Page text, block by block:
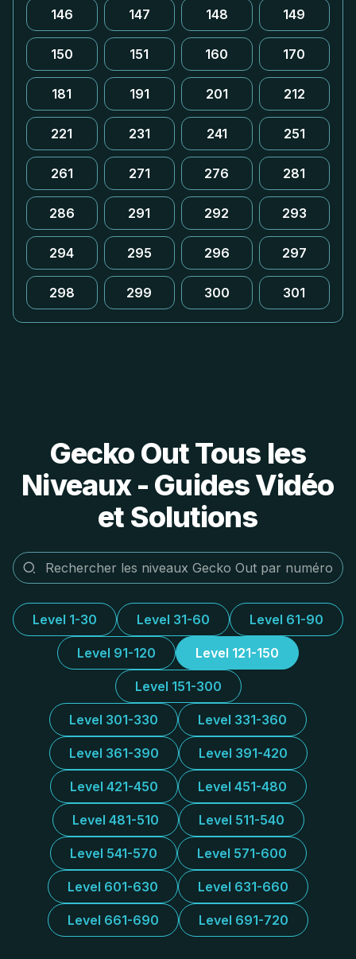
146 147 148 149
150 151 160 170
181 191 201 212
221 231 241 251
261 271 276 281
286 291 292 293
294 295 296 297
298 299 300 301
Gecko Out Tous les
Niveaux - Guides Vidéo
et Solutions
Level 1-30 Level 31-60 Level 61-90
Level 91-120 Level 121-150
Level 151-300
Level 301-330 Level 331-360
Level 361-390 Level 391-420
Level 421-450 Level 451-480
Level 481-510 Level 511-540
Level 541-570 Level 571-600
Level 601-630 Level 631-660
Level 661-690 Level 691-720